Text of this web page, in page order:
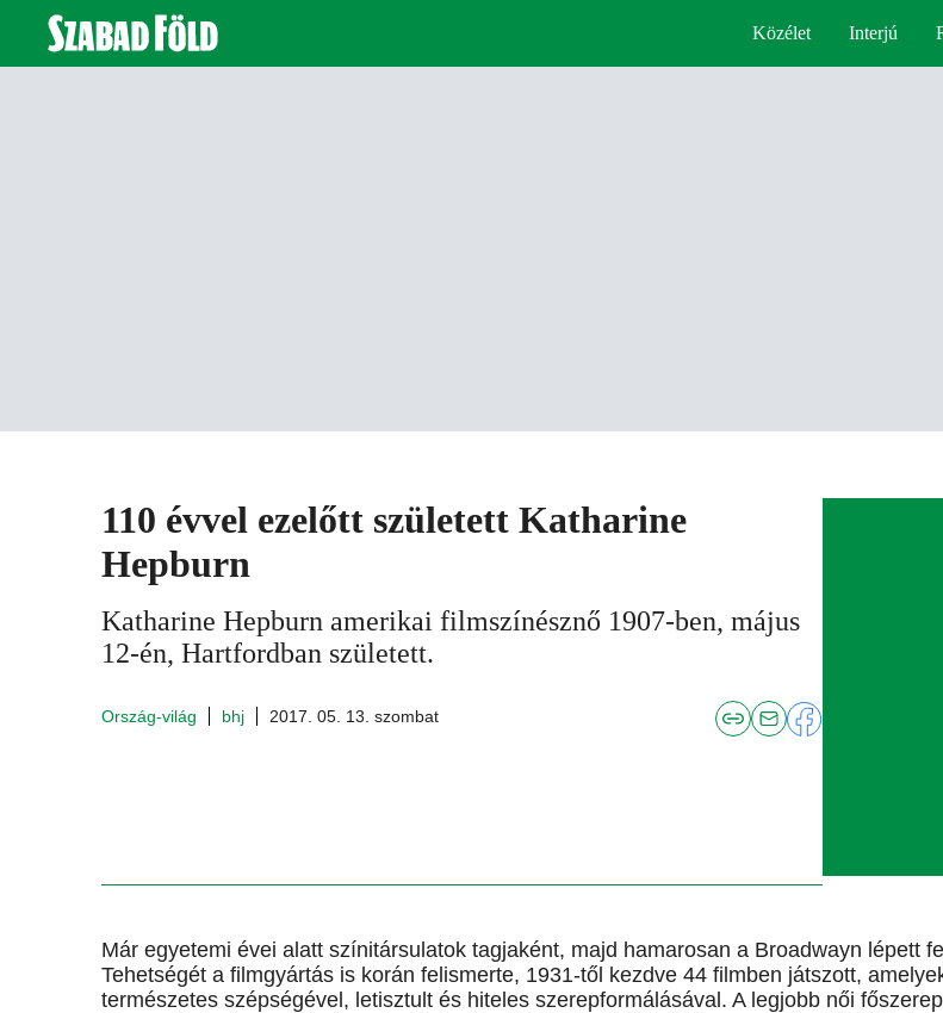
Közélet Interjú
110 évvel ezelőtt született Katharine
Hepburn
Katharine Hepburn amerikai filmszínésznő 1907-ben, május
12-én, Hartfordban született.
Ország-világ bhj 2017. 05. 13. szombat
Már egyetemi évei alatt színitársulatok tagjaként, majd hamarosan a Broadwayn lépett
Tehetségét a filmgyártás is korán felismerte, 1931-től kezdve 44 filmben játszott,
természetes szépségével, letisztult és hiteles szerepformálásával. A legjobb női